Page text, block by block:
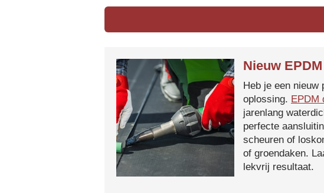
Nieuw
Heb je een nieuw
oplossing. EPDM
jarenlang
perfecte
scheuren of
of groendaken.
lekvrij resultaat.